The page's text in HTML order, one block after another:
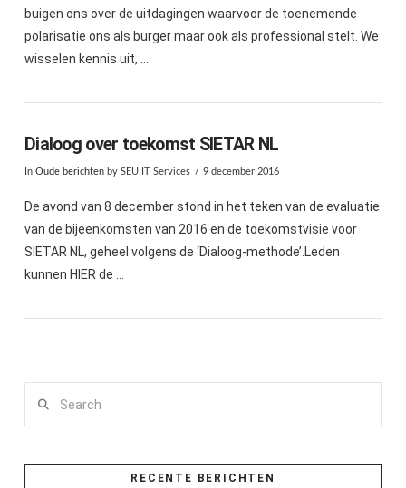
buigen ons over de uitdagingen waarvoor de toenemende
polarisatie ons als burger maar ook als professional stelt. We
wisselen kennis uit, …
Dialoog over toekomst SIETAR NL
In Oude berichtenby SEU IT Services 9 december 2016
De avond van 8 december stond in het teken van de evaluatie
van de bijeenkomsten van 2016 en de toekomstvisie voor
SIETAR NL, geheel volgens de ‘Dialoog-methode’.Leden
kunnen HIER de …
RECENTE BERICHTEN